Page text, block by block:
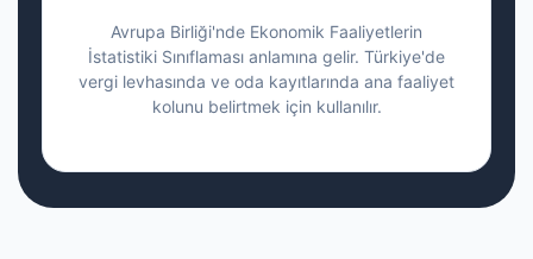
Avrupa Birliği'nde Ekonomik Faaliyetlerin
İstatistiki Sınıflaması anlamına gelir. Türkiye'de
vergi levhasında ve oda kayıtlarında ana faaliyet
kolunu belirtmek için kullanılır.